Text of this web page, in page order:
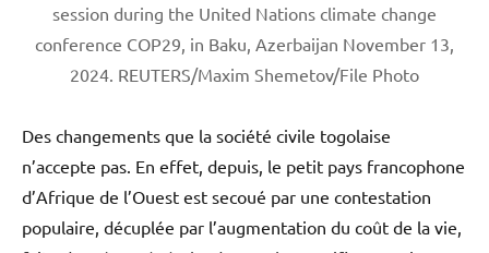
session during the United Nations climate change
conference COP29, in Baku, Azerbaijan November 13,
2024. REUTERS/Maxim Shemetov/File Photo
Des changements que la société civile togolaise
n’accepte pas. En effet, depuis, le petit pays francophone
d’Afrique de l’Ouest est secoué par une contestation
populaire, décuplée par l’augmentation du coût de la vie,